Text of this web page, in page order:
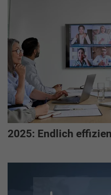
2025: Endlich